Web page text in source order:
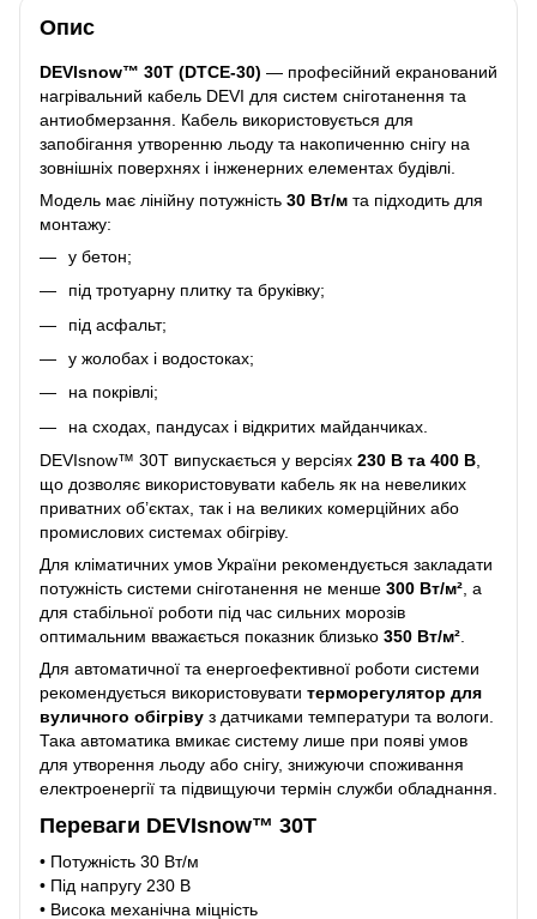
Опис
DEVIsnow™ 30T (DTCE-30) — професійний екранований
нагрівальний кабель DEVI для систем сніготанення та
антиобмерзання. Кабель використовується для
запобігання утворенню льоду та накопиченню снігу на
зовнішніх поверхнях і інженерних елементах будівлі.
Модель має лінійну потужність 30 Вт/м та підходить для
монтажу:
у бетон;
під тротуарну плитку та бруківку;
під асфальт;
у жолобах і водостоках;
на покрівлі;
на сходах, пандусах і відкритих майданчиках.
DEVIsnow™ 30T випускається у версіях 230 В та 400 В
що дозволяє використовувати кабель як на невеликих
приватних об’єктах, так і на великих комерційних або
промислових системах обігріву.
Для кліматичних умов України рекомендується закладати
потужність системи сніготанення не менше 300 Вт/м² , а
для стабільної роботи під час сильних морозів
оптимальним вважається показник близько 350 Вт/м²
Для автоматичної та енергоефективної роботи системи
рекомендується використовувати терморегулятор для
вуличного обігріву з датчиками температури та вологи.
Така автоматика вмикає систему лише при появі умов
для утворення льоду або снігу, знижуючи споживання
електроенергії та підвищуючи термін служби обладнання.
Переваги DEVIsnow™ 30T
• Потужність 30 Вт/м
• Під напругу 230 В
• Висока механічна міцність